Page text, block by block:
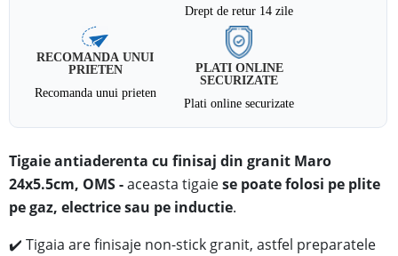
Drept de retur 14 zile
RECOMANDA UNUI
PRIETEN
Recomanda unui prieten
PLATI ONLINE
SECURIZATE
Plati online securizate
Tigaie antiaderenta cu finisaj din granit Maro
24x5.5cm, OMS-aceasta tigaie se poate folosi pe plite
pe gaz, electrice sau pe inductie.
✔️Tigaia are finisaje non-stick granit, astfel preparatele